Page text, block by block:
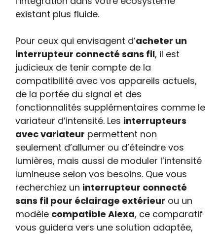
existant plus fluide.
Pour ceux qui envisagent d’acheter un
interrupteur connecté sans fil, il est
judicieux de tenir compte de la
compatibilité avec vos appareils actuels,
de la portée du signal et des
fonctionnalités supplémentaires comme le
variateur d’intensité. Les interrupteurs
avec variateur permettent non
seulement d’allumer ou d’éteindre vos
lumières, mais aussi de moduler l’intensité
lumineuse selon vos besoins. Que vous
recherchiez un interrupteur connecté
sans fil pour éclairage extérieur ou un
modèle compatible Alexa, ce comparatif
vous guidera vers une solution adaptée,